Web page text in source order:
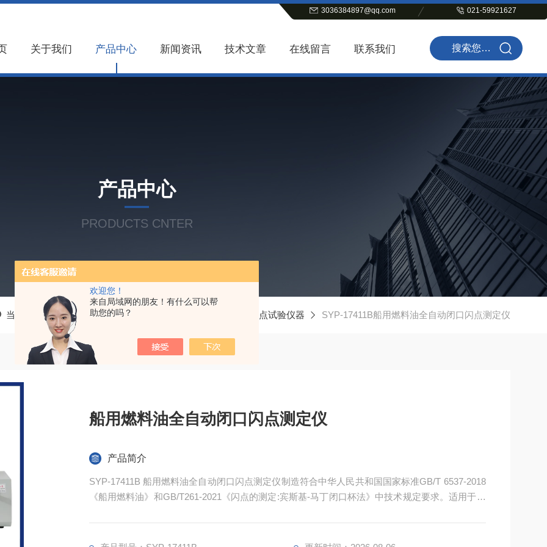
欢迎您！
来自局域网的朋友！有什么可以帮
助您的吗？
3036384897@qq.com 021-59921627
关于我们 产品中心 新闻资讯 技术文章 在线留言 联系我们
产品中心
PRODUCTS CNTER
当前位置：首页 产品中心 闭口闪点试验仪器 SYP-17411B船用燃料油全自动闭口闪点测定仪
船用燃料油全自动闭口闪点测定仪
产品简介
SYP-17411B 船用燃料油全自动闭口闪点测定仪制造符合中华人民共和国国家标准GB/T 6537-2018
《船用燃料油》和GB/T261-2021《闪点的测定:宾斯基-马丁闭口杯法》中技术规定要求。适用于海